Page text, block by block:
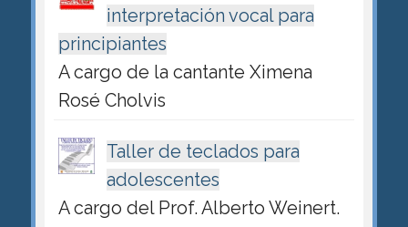
interpretación vocal para
principiantes
A cargo de la cantante Ximena
Rosé Cholvis
Taller de teclados para
adolescentes
A cargo del Prof. Alberto Weinert.